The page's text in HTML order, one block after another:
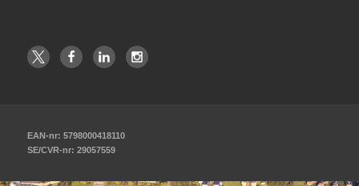
EAN-nr: 5798000418110
SE/CVR-nr: 29057559